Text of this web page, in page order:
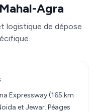
Agra
logistique de dépose
Expressway (165 km
et Jewar. Péages